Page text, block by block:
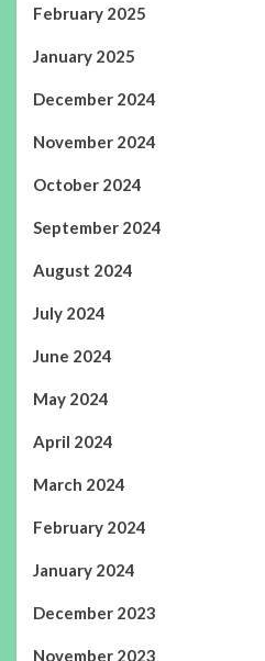
February 2025
January 2025
December 2024
November 2024
October 2024
September 2024
August 2024
July 2024
June 2024
May 2024
April 2024
March 2024
February 2024
January 2024
December 2023
November 2023